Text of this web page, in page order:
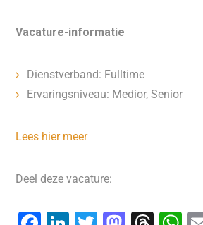
Vacature-informatie
Dienstverband: Fulltime
Ervaringsniveau: Medior, Senior
Lees hier meer
Deel deze vacature: